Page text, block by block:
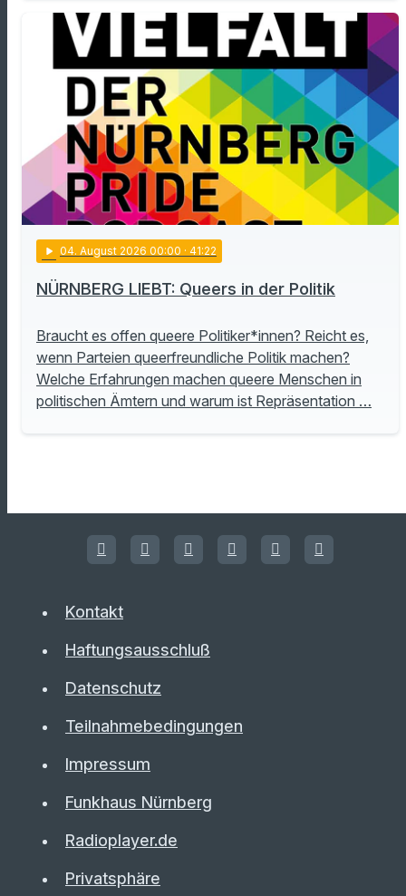
play_arrow 04. August 2026 00:00 · 41:22
NÜRNBERG LIEBT: Queers in der Politik
Braucht es offen queere Politiker*innen? Reicht es,
wenn Parteien queerfreundliche Politik machen?
Welche Erfahrungen machen queere Menschen in
politischen Ämtern und warum ist Repräsentation …
Kontakt
Haftungsausschluß
Datenschutz
Teilnahmebedingungen
Impressum
Funkhaus Nürnberg
Radioplayer.de
Privatsphäre